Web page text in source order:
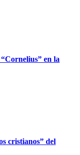
en la
cristianos” del